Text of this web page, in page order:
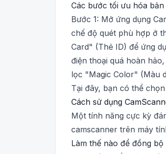
Các bước tối ưu hóa
Bước 1: Mở ứng dụng
chế độ quét phù hợp ở
Card" (Thẻ ID) để ứng
điện thoại quá hoàn
lọc "Magic Color" (Màu
Tại đây, bạn có thể
Cách sử dụng
Một tính năng cực kỳ
camscanner trên máy
Làm thế nào để đồng